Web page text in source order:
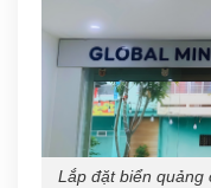
Lắp đặt biển quảng